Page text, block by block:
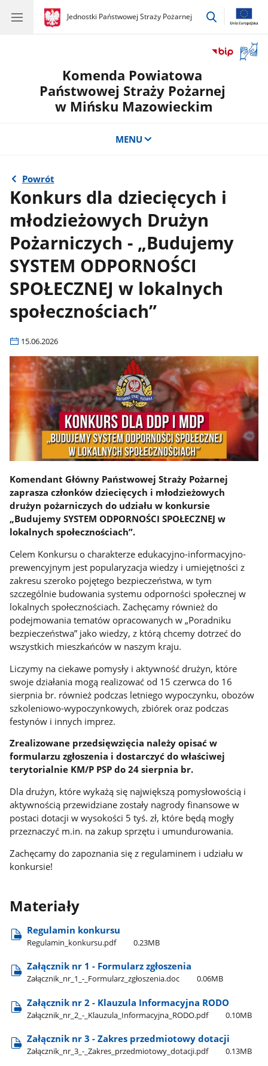
gov.pl
Jednostki Państwowej Straży Pożarnej
gov.pl
Jednostki
przejdź
okno
Komenda Powiatowa
Państwowej Straży Pożarnej
w Mińsku Mazowieckim
MENU
Powrót
Konkurs dla dziecięcych i
młodzieżowych Drużyn
Pożarniczych - „Budujemy
SYSTEM ODPORNOŚCI
SPOŁECZNEJ w lokalnych
społecznościach”
15.06.2026
Komendant Główny Państwowej Straży Pożarnej
zaprasza członków dziecięcych i młodzieżowych
drużyn pożarniczych do udziału w konkursie
„Budujemy SYSTEM ODPORNOŚCI SPOŁECZNEJ w
lokalnych społecznościach”.
Celem Konkursu o charakterze edukacyjno-informacyjno-
prewencyjnym jest popularyzacja wiedzy i umiejętności z
zakresu szeroko pojętego bezpieczeństwa, w tym
szczególnie budowania systemu odporności społecznej w
lokalnych społecznościach. Zachęcamy również do
podejmowania tematów opracowanych w „Poradniku
bezpieczeństwa” jako wiedzy, z którą chcemy dotrzeć do
wszystkich mieszkańców w naszym kraju.
Liczymy na ciekawe pomysły i aktywność drużyn, które
swoje działania mogą realizować od 15 czerwca do 16
sierpnia br. również podczas letniego wypoczynku, obozów
szkoleniowo-wypoczynkowych, zbiórek oraz podczas
festynów i innych imprez.
Zrealizowane przedsięwzięcia należy opisać w
formularzu zgłoszenia i dostarczyć do właściwej
terytorialnie KM/P PSP do 24 sierpnia br.
Dla drużyn, które wykażą się największą pomysłowością i
aktywnością przewidziane zostały nagrody finansowe w
postaci dotacji w wysokości 5 tyś. zł, które będą mogły
przeznaczyć m.in. na zakup sprzętu i umundurowania.
Zachęcamy do zapoznania się z regulaminem i udziału w
konkursie!
Materiały
Regulamin konkursu
Regulamin​_konkursu.pdf 0.23MB
Załącznik nr 1 - Formularz zgłoszenia
Załącznik​_nr​_1​_-​_Formularz​_zgłoszenia.doc 0.06MB
Załącznik nr 2 - Klauzula Informacyjna RODO
Załącznik​_nr​_2​_-​_Klauzula​_Informacyjna​_RODO.pdf 0.10MB
Załącznik nr 3 - Zakres przedmiotowy dotacji
Załącznik​_nr​_3​_-​_Zakres​_przedmiotowy​_dotacji.pdf 0.13MB